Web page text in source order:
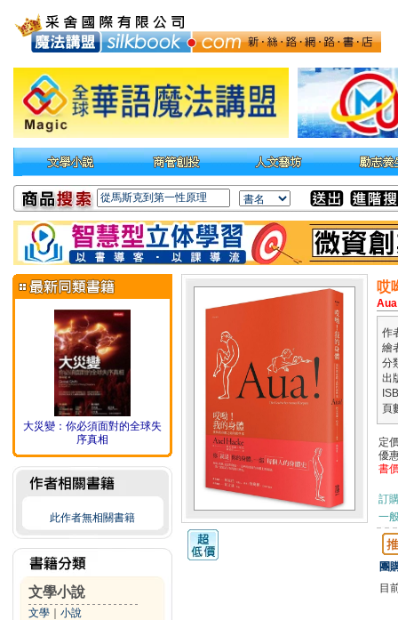
大災變：你必須面對的全球失
序真相
此作者無相關書籍
文學小說
文學 小說
哎
作
繪
分
出
頁
定
優
書
訂
一
團
目